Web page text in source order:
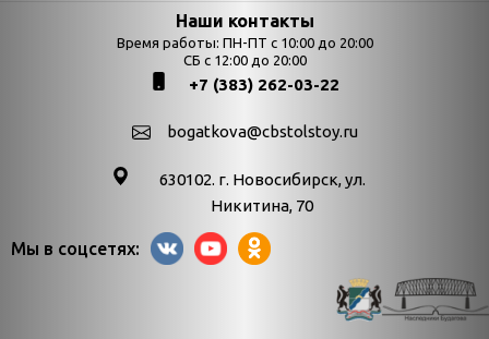
Страницы Категории
Календарь
Богатков
Выставки
День в истории
День в истории.
День в истории.
Декабрь
День в истории.
Наши контакты
Время работы: ПН-ПТ с 10:00 до 20:00
СБ с 12:00 до 20:00
+7 (383) 262-03-22
bogatkova@cbstolstoy.ru
630102. г. Новосибирск, ул.
Никитина, 70
Мы в соцсетях: